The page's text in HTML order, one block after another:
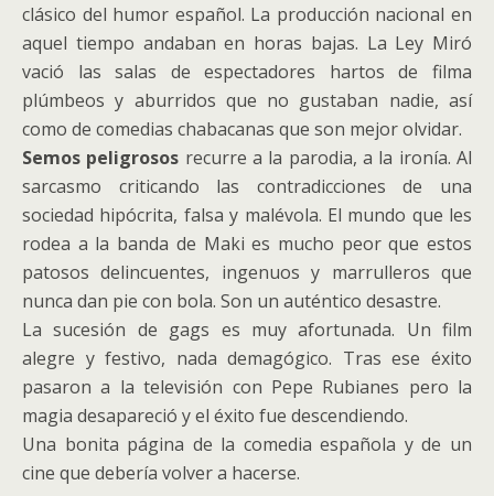
clásico del humor español. La producción nacional en
aquel tiempo andaban en horas bajas. La Ley Miró
vació las salas de espectadores hartos de filma
plúmbeos y aburridos que no gustaban nadie, así
como de comedias chabacanas que son mejor olvidar.
Semos peligrosos recurre a la parodia, a la ironía. Al
sarcasmo criticando las contradicciones de una
sociedad hipócrita, falsa y malévola. El mundo que les
rodea a la banda de Maki es mucho peor que estos
patosos delincuentes, ingenuos y marrulleros que
nunca dan pie con bola. Son un auténtico desastre.
La sucesión de gags es muy afortunada. Un film
alegre y festivo, nada demagógico. Tras ese éxito
pasaron a la televisión con Pepe Rubianes pero la
magia desapareció y el éxito fue descendiendo.
Una bonita página de la comedia española y de un
cine que debería volver a hacerse.